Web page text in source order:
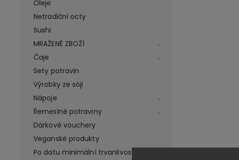
Oleje
Netradiční octy
Sushi
MRAŽENÉ ZBOŽÍ
Čaje
Sety potravin
Výrobky ze sóji
Nápoje
Řemeslné potraviny
Dárkové vouchery
Veganské produkty
Po datu minimální trvanlivosti